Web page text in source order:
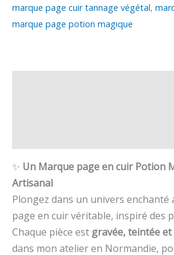
marque page cuir tannage végétal,
marque page potion magique
✨ Un Marque page en cuir Potion
Artisanal
Plongez dans un univers enchanté
page en cuir véritable, inspiré des
Chaque pièce est gravée, teintée
dans mon atelier en Normandie,